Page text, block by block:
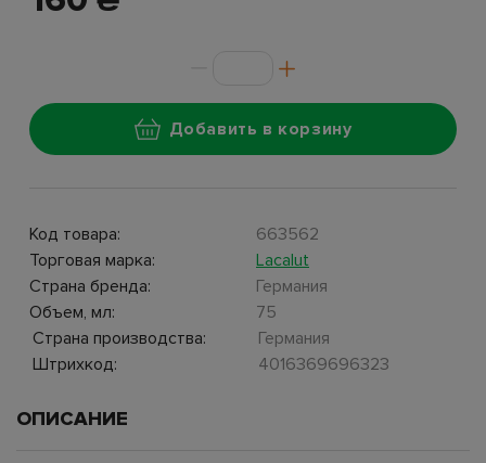
Добавить в корзину
Код товара:
663562
Торговая марка:
Lacalut
Страна бренда:
Германия
Объем, мл:
75
Страна производства:
Германия
Штрихкод:
4016369696323
ОПИСАНИЕ